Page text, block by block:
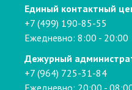
Единый контактный
+7 (499) 190-85-55
Ежедневно: 8:00 - 20:00
Дежурный
+7 (964) 725-31-84